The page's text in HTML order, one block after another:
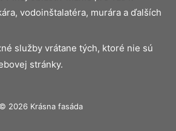
vodoinštalatéra, murára a ďalších
služby vrátane tých, ktoré nie sú
stránky.
© 2026 Krásna fasáda